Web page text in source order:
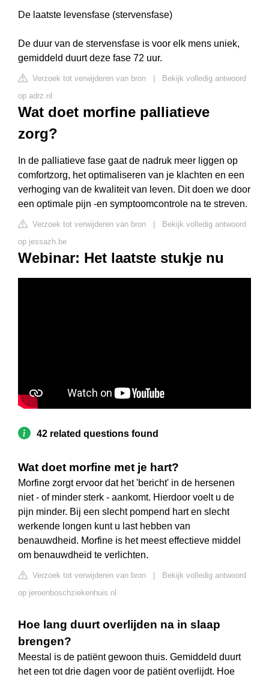
De laatste levensfase (stervensfase)
De duur van de stervensfase is voor elk mens uniek,
gemiddeld duurt deze fase 72 uur.
Verzoek tot verwijderen van bron
Bekijk volledig antwoord
op adrz.nl
Wat doet morfine palliatieve
zorg?
In de palliatieve fase gaat de nadruk meer liggen op
comfortzorg, het optimaliseren van je klachten en een
verhoging van de kwaliteit van leven. Dit doen we door
een optimale pijn -en symptoomcontrole na te streven.
Verzoek tot verwijderen van bron
Bekijk volledig antwoord
op jessazh.be
Webinar: Het laatste stukje nu
42 related questions found
Wat doet morfine met je hart?
Morfine zorgt ervoor dat het 'bericht' in de hersenen
niet - of minder sterk - aankomt. Hierdoor voelt u de
pijn minder. Bij een slecht pompend hart en slecht
werkende longen kunt u last hebben van
benauwdheid. Morfine is het meest effectieve middel
om benauwdheid te verlichten.
Verzoek tot verwijderen van bron
Bekijk volledig antwoord
op jeroenboschziekenhuis.nl
Hoe lang duurt overlijden na in slaap
brengen?
Meestal is de patiënt gewoon thuis. Gemiddeld duurt
het een tot drie dagen voor de patiënt overlijdt. Hoe